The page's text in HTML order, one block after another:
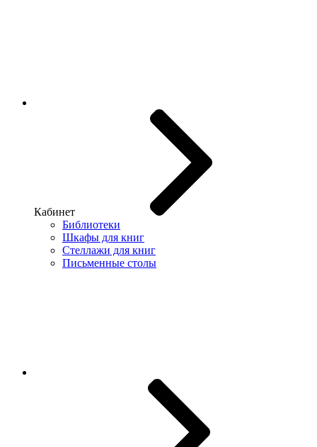
Кабинет
Библиотеки
Шкафы для книг
Стеллажи для книг
Письменные столы